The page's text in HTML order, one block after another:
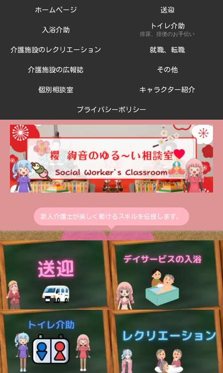
新人介護士が楽しく働けるスキルを伝授します。
ホームページ 送迎
入浴介助
トイレ介助
排尿、排便のお手伝い
介護施設のレクリエーション 就職、転職
介護施設の広報誌 その他
個別相談室 キャラクター紹介
プライバシーポリシー